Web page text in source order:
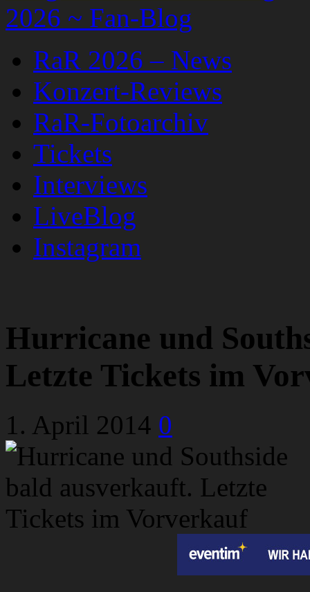
RaR 2026 – News
Konzert-Reviews
RaR-Fotoarchiv
Tickets
Interviews
LiveBlog
Instagram
Hurricane und
Letzte Tickets im
1. April 2014 0